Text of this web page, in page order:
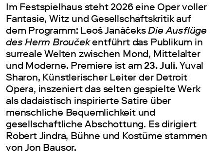
Im Festspielhaus steht 2026 eine Oper voller
Fantasie, Witz und Gesellschaftskritik auf
dem Programm: Leoš Janáčeks Die Ausflüge
des Herrn Broučekentführt das Publikum in
surreale Welten zwischen Mond, Mittelalter
und Moderne. Premiere ist am23. Juli. Yuval
Sharon, Künstlerischer Leiter der Detroit
Opera, inszeniert das selten gespielte Werk
als dadaistisch inspirierte Satire über
menschliche Bequemlichkeit und
gesellschaftliche Abschottung. Es dirigiert
Robert Jindra, Bühne und Kostüme stammen
von Jon Bausor.